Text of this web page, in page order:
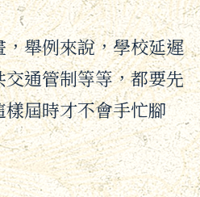
舉例來說，學校延遲
通管制等等，都要先
屆時才不會手忙腳